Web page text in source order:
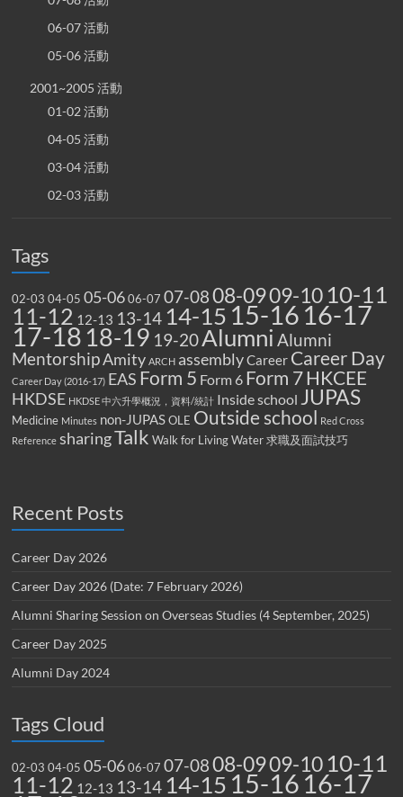
06-07 活動
05-06 活動
2001~2005 活動
01-02 活動
04-05 活動
03-04 活動
02-03 活動
Tags
02-03 04-05 05-06 06-07 07-0808-0909-10 10-11
11-12 12-13 13-14 14-15 15-16 16-17
17-18 18-19 19-20Alumni Alumni
MentorshipAmity ARCH assemblyCareer Career Day
Career Day (2016-17) EAS Form 5 Form 6 Form 7HKCEE
HKDSE HKDSE 中六升學概況，資料/統計 Inside school JUPAS
Medicine Minutes non-JUPAS OLE Outside school Red Cross
Reference sharingTalk Walk for Living Water 求職及面試技巧
Recent Posts
Career Day 2026
Career Day 2026 (Date: 7 February 2026)
Alumni Sharing Session on Overseas Studies (4 September, 2025)
Career Day 2025
Alumni Day 2024
Tags Cloud
02-03 04-05 05-06 06-07 07-0808-0909-10 10-11
11-12 12-13 13-14 14-15 15-16 16-17